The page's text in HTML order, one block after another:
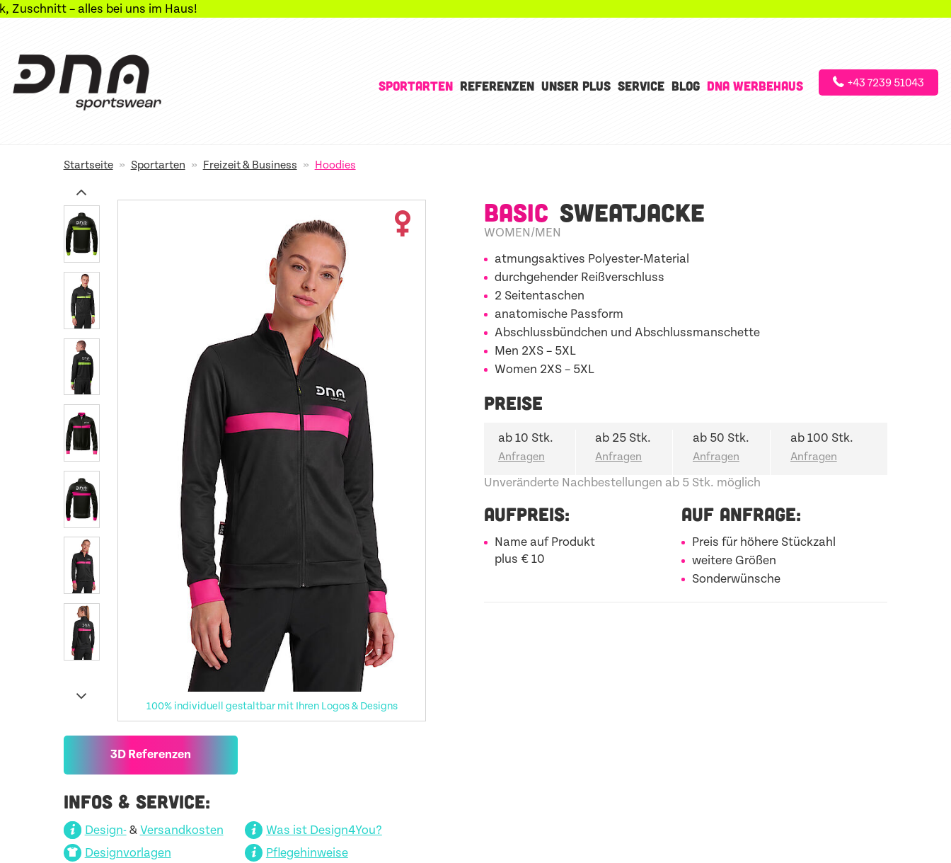
bei uns im Haus!
+43 7239 51043
SPORTARTEN REFERENZEN UNSER PLUS SERVICE BLOG DNA WERBEHAUS
Startseite » Sportarten » Freizeit & Business » Hoodies
100% individuell gestaltbar mit Ihren Logos & Designs
3D Referenzen
INFOS & SERVICE:
Design-& Versandkosten
Was ist Design4You?
Designvorlagen
Pflegehinweise
BASIC SWEATJACKE
WOMEN/MEN
atmungsaktives Polyester-Material
durchgehender Reißverschluss
2 Seitentaschen
anatomische Passform
Abschlussbündchen und Abschlussmanschette
Men 2XS – 5XL
Women 2XS – 5XL
PREISE
ab 10 Stk. ab 25 Stk. ab 50 Stk. ab 100 Stk.
Unveränderte Nachbestellungen ab 5 Stk. möglich
AUFPREIS:
Name auf Produkt
plus € 10
AUF ANFRAGE:
Preis für höhere Stückzahl
weitere Größen
Sonderwünsche